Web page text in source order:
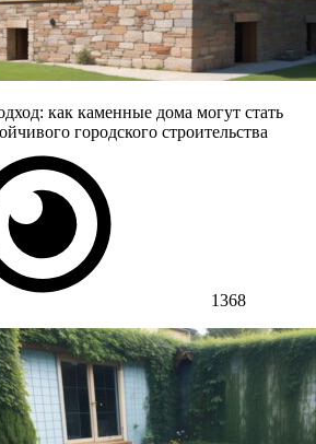
как каменные дома могут стать
городского строительства
1368